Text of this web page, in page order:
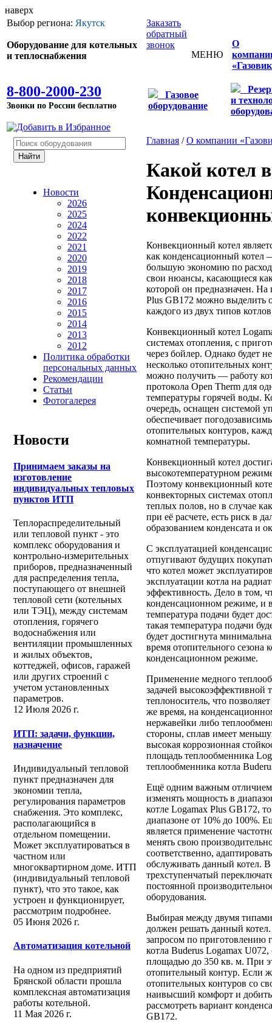
наверх
Выбор региона: Якутск
Оборудование для котельных
и теплоснабжения
8-800-2000-230
Звонки по России бесплатно
Заказать
обратный
звонок
МЕНЮ
О
Газовое
оборудование
и
Новости
2026
2025
2024
2022
2021
2020
2019
2018
2017
2016
2015
2014
2013
2012
Политика обработки
персональных данных
Рекомендации
Статьи
Фотогалерея
Новости
Принимаем заказы на
изготовление
индивидуальных тепловых
пунктов ИТП
Теплораспределительный
или тепловой пункт - это
комплекс оборудования и
контрольно-измерительных
приборов, предназначенный
для распределения тепла,
поступающего от внешней
тепловой сети (котельных
или ТЭЦ), между системам
отопления, горячего
водоснабжения или
вентиляции промышленных
и жилых объектов,
коттеджей, офисов, гаражей
или других строений с
учетом установленных
параметров.
12 Июля 2026 г.
ИТП: задачи, функции,
назначение
Индивидуальный тепловой
пункт предназначен для
экономии тепла,
регулирования параметров
снабжения. Это комплекс,
располагающийся в
отдельном помещении.
Может эксплуатироваться в
частном или
многоквартирном доме. ИТП
(индивидуальный тепловой
пункт), что это такое, как
устроен и функционирует,
рассмотрим подробнее.
05 Июня 2026 г.
Автоматизация котельной
На одном из предприятий
Брянской области прошла
комплексная автоматизация
работы котельной.
11 Мая 2026 г.
Главная /О компании
Какой котел
Конвекционный котел
как конденсационный котел
большую экономию по
свои нюансы, касающиеся
которой он предназначен.
Plus GB172 можно выделить
каждого из двух типов
Конвекционный котел
системах отопления, с
через бойлер. Однако будет
несколько отопительных
можно получить — работу
протокола Open Therm для
температуры горячей воды.
очередь, оснащен системой
обеспечивает
отопительных контуров,
комнатной температуры.
Конвекционный котел
высокотемпературном
Поэтому конвекционный
конвекторных системах
теплых полов, но в случае
при её расчете, есть риск в
образованием конденсата и
С эксплуатацией
отпугивают будущих
что котел может
эксплуатации котла на
эффективность. Дело в том,
конденсационном режиме, и
температура подачи будет
такая температура подачи
будет достигнута
время отопительного сезона
конденсационном режиме.
Применение медного
задачей высокоэффективной
теплоноситель, что
же время, на
нержавейки либо
стороны, сплав имеет
высокая коррозионная
площадь теплообменника
теплообменника котла
Ещё одним важным отличием
изменять мощность в
котле Logamax Plus GB172,
диапазоне от 10% до 100%.
является применение
менять свою
соответственно,
обслуживать данный котел.
трехступенчатый
постоянной
оборудования.
Выбирая между двумя типами
должен решать данный
запросом по приготовлению
котла Buderus Logamax
площадью до 350 кв. м. При
отопительный контур. Если
отопительных контуров со
наивысший комфорт и
рассмотреть вариант
GB172.